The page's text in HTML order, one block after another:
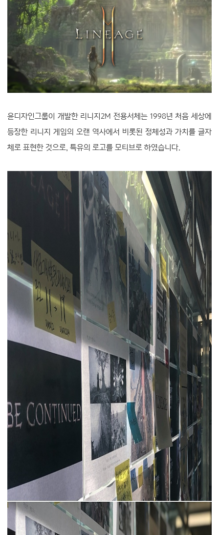
윤디자인그룹이 개발한 리니지2M 전용서체는 1998년 처음 세상에
등장한 리니지 게임의 오랜 역사에서 비롯된 정체성과 가치를 글자
체로 표현한 것으로, 특유의 로고를 모티브로 하였습니다.